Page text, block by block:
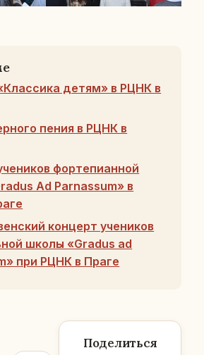
детям» в РЦНК в
пения в РЦНК в
фортепианной
Ad Parnassum» в
концерт учеников
школы «Gradus ad
при РЦНК в Праге
Поделиться